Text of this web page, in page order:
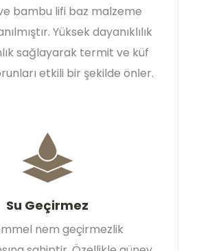
bambu lifi baz malzeme
Yüksek dayanıklılık
sağlayarak termit ve küf
etkili bir şekilde önler.
Su Geçirmez
nem geçirmezlik